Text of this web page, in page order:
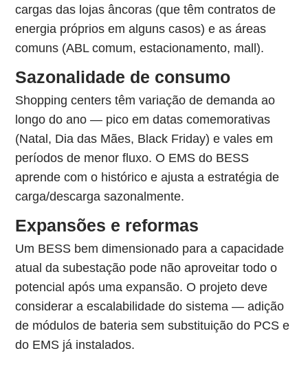
cargas das lojas âncoras (que têm contratos de
energia próprios em alguns casos) e as áreas
comuns (ABL comum, estacionamento, mall).
Sazonalidade de consumo
Shopping centers têm variação de demanda ao
longo do ano — pico em datas comemorativas
(Natal, Dia das Mães, Black Friday) e vales em
períodos de menor fluxo. O EMS do BESS
aprende com o histórico e ajusta a estratégia de
carga/descarga sazonalmente.
Expansões e reformas
Um BESS bem dimensionado para a capacidade
atual da subestação pode não aproveitar todo o
potencial após uma expansão. O projeto deve
considerar a escalabilidade do sistema — adição
de módulos de bateria sem substituição do PCS e
do EMS já instalados.